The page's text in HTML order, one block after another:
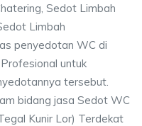
Sedot Limbah
Limbah
penyedotan WC di
untuk
tersebut.
bidang jasa Sedot WC
Kunir Lor) Terdekat